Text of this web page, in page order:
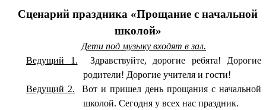
Сценарий праздника «Прощание с начальной
школой»
Дети под музыку входят в зал.
Ведущий 1. Здравствуйте, дорогие ребята! Дорогие
родители! Дорогие учителя и гости!
Ведущий 2. Вот и пришел день прощания с начальной
школой. Сегодня у всех нас праздник.